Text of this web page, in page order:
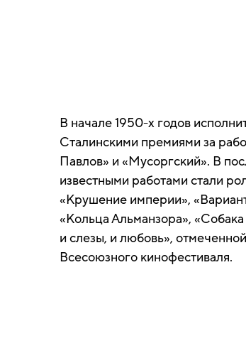
В начале 1950-х годов
Сталинскими премиями за
Павлов» и «Мусоргский». В
известными работами стали
«Крушение империи»,
«Кольца Альманзора»,
и слезы, и любовь»,
Всесоюзного кинофестиваля.